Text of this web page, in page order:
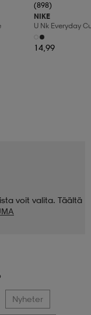
(898)
NIKE
U Nk Everyday
3pr
14,99
voit valita. Täältä
Nyheter